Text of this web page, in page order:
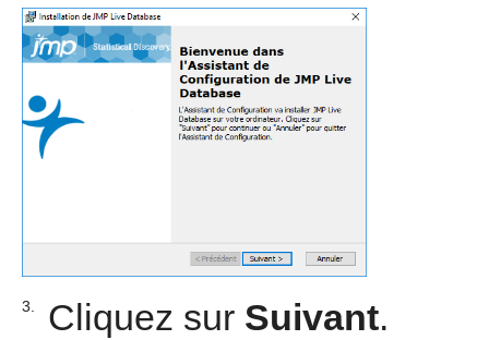
3. Cliquez sur Suivant.